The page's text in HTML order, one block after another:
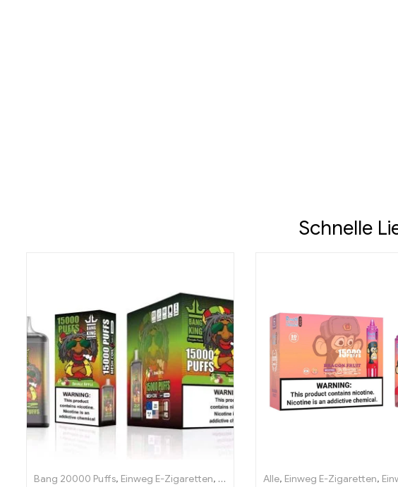
Schnelle
Bang 20000 Puffs, Einweg E-Zigaretten, Einweg-E-Zigaretten Portugal,
Alle, Einweg E-Zigaretten,